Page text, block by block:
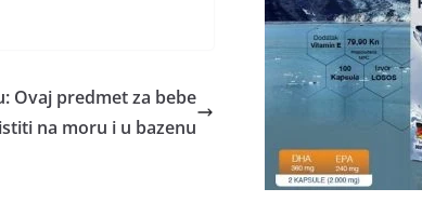
Ovaj predmet za bebe
na moru i u bazenu